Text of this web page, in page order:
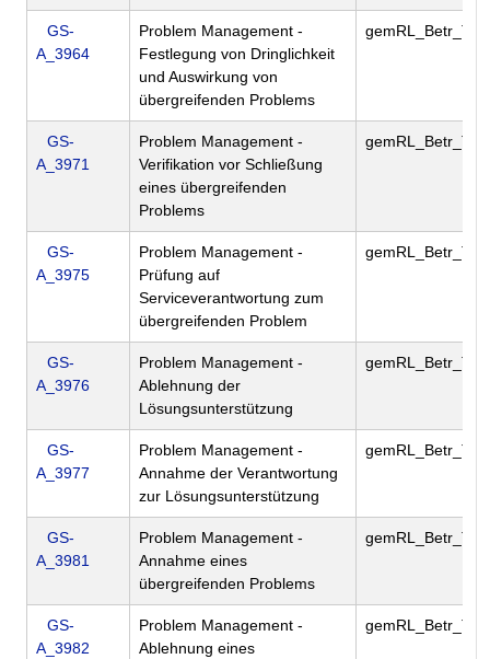
GS-
A_3964
Problem Management -
Festlegung von Dringlichkeit
und Auswirkung von
übergreifenden Problems
gemRL_Betr_TI
GS-
A_3971
Problem Management -
Verifikation vor Schließung
eines übergreifenden
Problems
gemRL_Betr_TI
GS-
A_3975
Problem Management -
Prüfung auf
Serviceverantwortung zum
übergreifenden Problem
gemRL_Betr_TI
GS-
A_3976
Problem Management -
Ablehnung der
Lösungsunterstützung
gemRL_Betr_TI
GS-
A_3977
Problem Management -
Annahme der Verantwortung
zur Lösungsunterstützung
gemRL_Betr_TI
GS-
A_3981
Problem Management -
Annahme eines
übergreifenden Problems
gemRL_Betr_TI
GS-
A_3982
Problem Management -
Ablehnung eines
gemRL_Betr_TI